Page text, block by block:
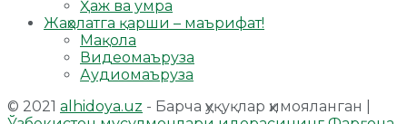
Ҳаж ва умра
Жаҳолатга қарши – маърифат!
Мақола
Видеомаъруза
Аудиомаъруза
© 2021 alhidoya.uz - Барча ҳуқуқлар ҳимояланган |